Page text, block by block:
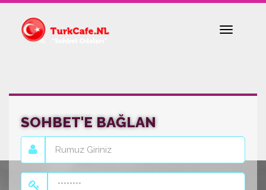
Toggle
SOHBET'E BAĞLAN